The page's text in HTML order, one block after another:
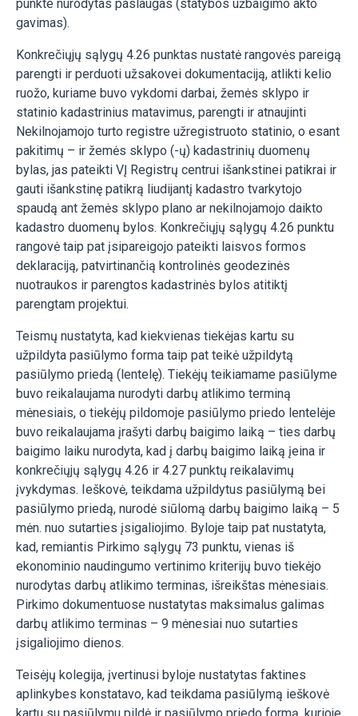
punkte nurodytas paslaugas (statybos užbaigimo akto
gavimas).
Konkrečiųjų sąlygų 4.26 punktas nustatė rangovės pareigą
parengti ir perduoti užsakovei dokumentaciją, atlikti kelio
ruožo, kuriame buvo vykdomi darbai, žemės sklypo ir
statinio kadastrinius matavimus, parengti ir atnaujinti
Nekilnojamojo turto registre užregistruoto statinio, o esant
pakitimų – ir žemės sklypo (-ų) kadastrinių duomenų
bylas, jas pateikti VĮ Registrų centrui išankstinei patikrai ir
gauti išankstinę patikrą liudijantį kadastro tvarkytojo
spaudą ant žemės sklypo plano ar nekilnojamojo daikto
kadastro duomenų bylos. Konkrečiųjų sąlygų 4.26 punktu
rangovė taip pat įsipareigojo pateikti laisvos formos
deklaraciją, patvirtinančią kontrolinės geodezinės
nuotraukos ir parengtos kadastrinės bylos atitiktį
parengtam projektui.
Teismų nustatyta, kad kiekvienas tiekėjas kartu su
užpildyta pasiūlymo forma taip pat teikė užpildytą
pasiūlymo priedą (lentelę). Tiekėjų teikiamame pasiūlyme
buvo reikalaujama nurodyti darbų atlikimo terminą
mėnesiais, o tiekėjų pildomoje pasiūlymo priedo lentelėje
buvo reikalaujama įrašyti darbų baigimo laiką – ties darbų
baigimo laiku nurodyta, kad į darbų baigimo laiką įeina ir
konkrečiųjų sąlygų 4.26 ir 4.27 punktų reikalavimų
įvykdymas. Ieškovė, teikdama užpildytus pasiūlymą bei
pasiūlymo priedą, nurodė siūlomą darbų baigimo laiką – 5
mėn. nuo sutarties įsigaliojimo. Byloje taip pat nustatyta,
kad, remiantis Pirkimo sąlygų 73 punktu, vienas iš
ekonominio naudingumo vertinimo kriterijų buvo tiekėjo
nurodytas darbų atlikimo terminas, išreikštas mėnesiais.
Pirkimo dokumentuose nustatytas maksimalus galimas
darbų atlikimo terminas – 9 mėnesiai nuo sutarties
įsigaliojimo dienos.
Teisėjų kolegija, įvertinusi byloje nustatytas faktines
aplinkybes konstatavo, kad teikdama pasiūlymą ieškovė